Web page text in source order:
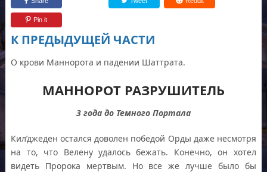
Pin it
К ПРЕДЫДУЩЕЙ ЧАСТИ
О крови Маннорота и падении Шаттрата.
МАННОРОТ РАЗРУШИТЕЛЬ
3 года до Темного Портала
Кил’джеден остался доволен победой Орды даже несмотря
на то, что Велену удалось бежать. Конечно, он хотел
видеть Пророка мертвым. Но все же лучше было бы